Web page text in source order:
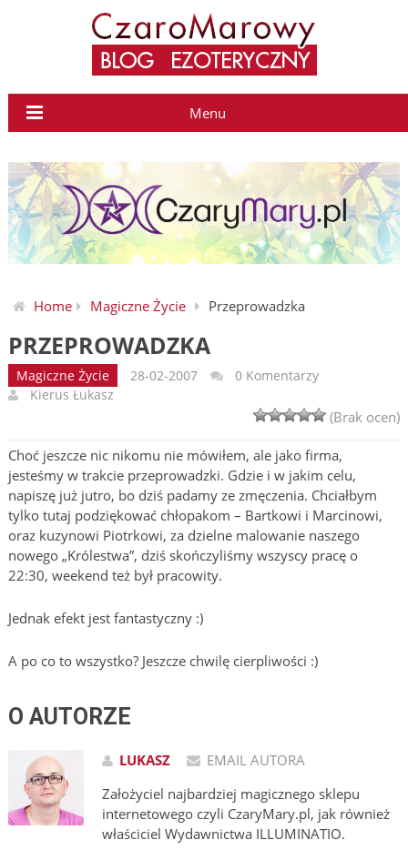
Menu
Home Magiczne Życie Przeprowadzka
PRZEPROWADZKA
Magiczne Życie 28-02-2007
0 Komentarzy
Kierus Łukasz
(Brak ocen)
Choć jeszcze nic nikomu nie mówiłem, ale jako firma,
jesteśmy w trakcie przeprowadzki. Gdzie i w jakim celu,
napiszę już jutro, bo dziś padamy ze zmęczenia. Chciałbym
tylko tutaj podziękować chłopakom – Bartkowi i Marcinowi,
oraz kuzynowi Piotrkowi, za dzielne malowanie naszego
nowego „Królestwa”, dziś skończyliśmy wszyscy pracę o
22:30, weekend też był pracowity.
Jednak efekt jest fantastyczny :)
A po co to wszystko? Jeszcze chwilę cierpliwości :)
O AUTORZE
LUKASZ
EMAIL AUTORA
Założyciel najbardziej magicznego sklepu
internetowego czyli CzaryMary.pl, jak również
właściciel Wydawnictwa ILLUMINATIO.